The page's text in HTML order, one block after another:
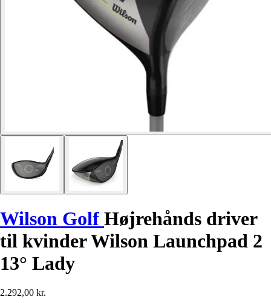
Wilson Golf Højrehånds driver
til kvinder Wilson Launchpad 2
13° Lady
2.292,00 kr.